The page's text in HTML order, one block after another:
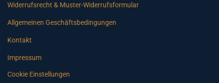
Widerrufsrecht & Muster-Widerrufsformular
Allgemeinen Geschäftsbedingungen
Kontakt
Impressum
Cookie Einstellungen